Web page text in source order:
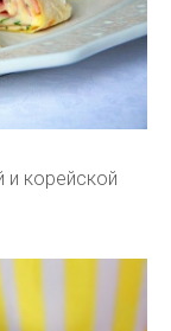
и корейской